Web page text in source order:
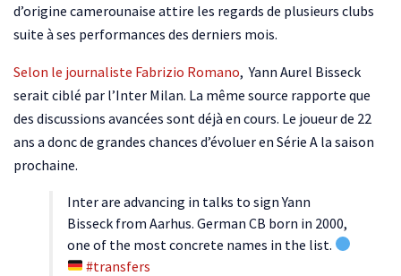
d’origine camerounaise attire les regards de plusieurs clubs
suite à ses performances des derniers mois.
Selon le journaliste Fabrizio Romano, Yann Aurel Bisseck
serait ciblé par l’Inter Milan. La même source rapporte que
des discussions avancées sont déjà en cours. Le joueur de 22
ans a donc de grandes chances d’évoluer en Série A la saison
prochaine.
Inter are advancing in talks to sign Yann
Bisseck from Aarhus. German CB born in 2000,
one of the most concrete names in the list.
#transfers